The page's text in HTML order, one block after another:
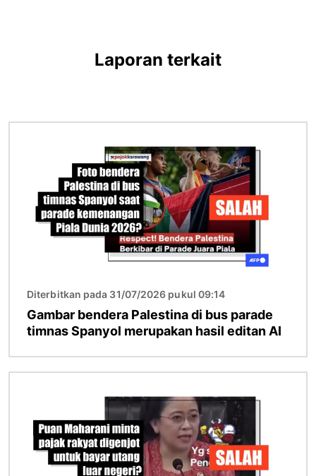
Laporan terkait
Diterbitkan pada 31/07/2026 pukul 09:14
Gambar bendera Palestina di bus parade
timnas Spanyol merupakan hasil editan AI